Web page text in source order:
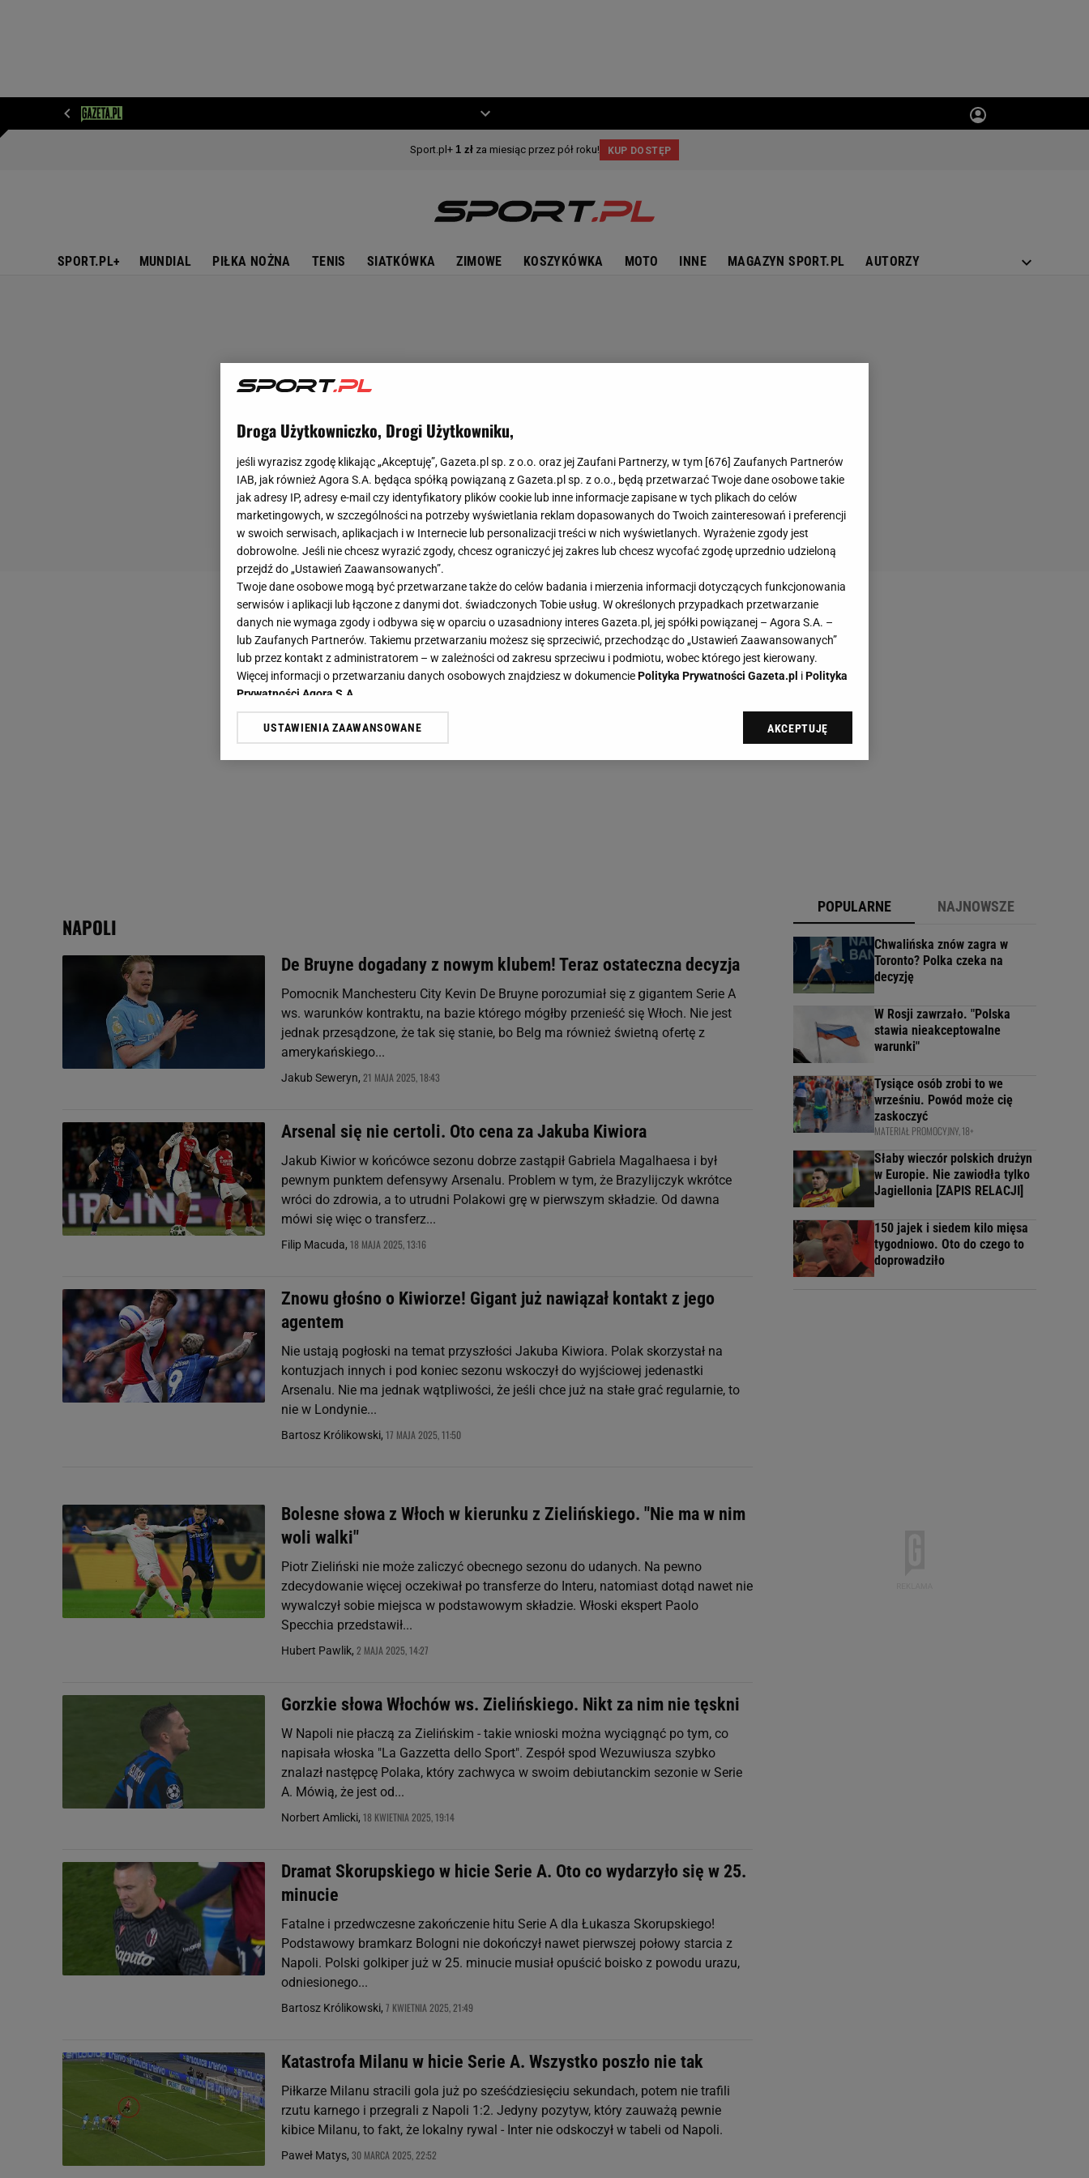
SPORT.PL+ MUNDIAL PIŁKA NOŻNA TENIS SIATKÓWKA ZIMOWE KOSZYKÓWKA MOTO INNE MAGAZYN SPORT.PL AUTORZY
NAPOLI
De Bruyne dogadany z nowym klubem! Teraz ostateczna decyzja
Pomocnik Manchesteru City Kevin De Bruyne porozumiał się z gigantem Serie A
ws. warunków kontraktu, na bazie którego mógłby przenieść się Włoch. Nie jest
jednak przesądzone, że tak się stanie, bo Belg ma również świetną ofertę z
amerykańskiego...
Jakub Seweryn, 21 MAJA 2025, 18:43
Arsenal się nie certoli. Oto cena za Jakuba Kiwiora
Jakub Kiwior w końcówce sezonu dobrze zastąpił Gabriela Magalhaesa i był
pewnym punktem defensywy Arsenalu. Problem w tym, że Brazylijczyk wkrótce
wróci do zdrowia, a to utrudni Polakowi grę w pierwszym składzie. Od dawna
mówi się więc o transferz...
Filip Macuda, 18 MAJA 2025, 13:16
Znowu głośno o Kiwiorze! Gigant już nawiązał kontakt z jego
agentem
Nie ustają pogłoski na temat przyszłości Jakuba Kiwiora. Polak skorzystał na
kontuzjach innych i pod koniec sezonu wskoczył do wyjściowej jedenastki
Arsenalu. Nie ma jednak wątpliwości, że jeśli chce już na stałe grać regularnie, to
nie w Londynie...
Bartosz Królikowski, 17 MAJA 2025, 11:50
Bolesne słowa z Włoch w kierunku z Zielińskiego. "Nie ma w nim
woli walki"
Piotr Zieliński nie może zaliczyć obecnego sezonu do udanych. Na pewno
zdecydowanie więcej oczekiwał po transferze do Interu, natomiast dotąd nawet nie
wywalczył sobie miejsca w podstawowym składzie. Włoski ekspert Paolo
Specchia przedstawił...
Hubert Pawlik, 2 MAJA 2025, 14:27
Gorzkie słowa Włochów ws. Zielińskiego. Nikt za nim nie tęskni
W Napoli nie płaczą za Zielińskim - takie wnioski można wyciągnąć po tym, co
napisała włoska "La Gazzetta dello Sport". Zespół spod Wezuwiusza szybko
znalazł następcę Polaka, który zachwyca w swoim debiutanckim sezonie w Serie
A. Mówią, że jest od...
Norbert Amlicki, 18 KWIETNIA 2025, 19:14
Dramat Skorupskiego w hicie Serie A. Oto co wydarzyło się w 25.
minucie
Fatalne i przedwczesne zakończenie hitu Serie A dla Łukasza Skorupskiego!
Podstawowy bramkarz Bologni nie dokończył nawet pierwszej połowy starcia z
Napoli. Polski golkiper już w 25. minucie musiał opuścić boisko z powodu urazu,
odniesionego...
Bartosz Królikowski, 7 KWIETNIA 2025, 21:49
Katastrofa Milanu w hicie Serie A. Wszystko poszło nie tak
Piłkarze Milanu stracili gola już po sześćdziesięciu sekundach, potem nie trafili
rzutu karnego i przegrali z Napoli 1:2. Jedyny pozytyw, który zauważą pewnie
kibice Milanu, to fakt, że lokalny rywal - Inter nie odskoczył w tabeli od Napoli.
Paweł Matys, 30 MARCA 2025, 22:52
POPULARNE NAJNOWSZE
Chwalińska znów zagra w
Toronto? Polka czeka na
decyzję
W Rosji zawrzało. "Polska
stawia nieakceptowalne
warunki"
Tysiące osób zrobi to we
wrześniu. Powód może cię
zaskoczyć
MATERIAŁ PROMOCYJNY, 18+
Słaby wieczór polskich drużyn
w Europie. Nie zawiodła tylko
Jagiellonia [ZAPIS RELACJI]
150 jajek i siedem kilo mięsa
tygodniowo. Oto do czego to
doprowadziło
Droga Użytkowniczko, Drogi Użytkowniku,
jeśli wyrazisz zgodę klikając „Akceptuję”, Gazeta.pl sp. z o.o. oraz jej Zaufani Partnerzy, w tym [676] Zaufanych Partnerów
IAB, jak również Agora S.A. będąca spółką powiązaną z Gazeta.pl sp. z o.o., będą przetwarzać Twoje dane osobowe takie
jak adresy IP, adresy e-mail czy identyfikatory plików cookie lub inne informacje zapisane w tych plikach do celów
marketingowych, w szczególności na potrzeby wyświetlania reklam dopasowanych do Twoich zainteresowań i preferencji
w swoich serwisach, aplikacjach i w Internecie lub personalizacji treści w nich wyświetlanych. Wyrażenie zgody jest
dobrowolne. Jeśli nie chcesz wyrazić zgody, chcesz ograniczyć jej zakres lub chcesz wycofać zgodę uprzednio udzieloną
przejdź do „Ustawień Zaawansowanych”.
Twoje dane osobowe mogą być przetwarzane także do celów badania i mierzenia informacji dotyczących funkcjonowania
serwisów i aplikacji lub łączone z danymi dot. świadczonych Tobie usług. W określonych przypadkach przetwarzanie
danych nie wymaga zgody i odbywa się w oparciu o uzasadniony interes Gazeta.pl, jej spółki powiązanej – Agora S.A. –
lub Zaufanych Partnerów. Takiemu przetwarzaniu możesz się sprzeciwić, przechodząc do „Ustawień Zaawansowanych”
lub przez kontakt z administratorem – w zależności od zakresu sprzeciwu i podmiotu, wobec którego jest kierowany.
Więcej informacji o przetwarzaniu danych osobowych znajdziesz w dokumenciePolityka Prywatności Gazeta.pl iPolityka
Prywatności Agora S.A.
Klikając „Akceptuję” wyrażasz też zgodę na zainstalowanie i przechowywanie plików cookie Gazeta.pl sp. z o.o., jej
Zaufanych Partnerów i Agora S.A. na Twoim urządzeniu końcowym. Możesz w każdej chwili zmienić swoje preferencje
USTAWIENIA ZAAWANSOWANE AKCEPTUJĘ